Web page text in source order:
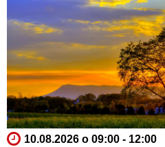
10.08.2026 o 09:00 - 12:00